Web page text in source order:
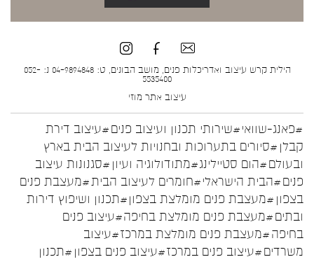
הילית קרש עיצוב ואדריכלות פנים, מושב הבונים, ט: 04-9894848 נ: 052-
5535400
עיצוב אתר מוזי
#פאנג-שוואי#שירותי תכנון ועיצוב פנים#עיצוב דירת
קבלן #סיורים בתערוכות ובחנויות לעיצוב הבית בארץ
ובעולם#הום סטיילינג#מתודולוגיה ועיון #סגנונות עיצוב
פנים#הבית הישראלי#חומרים לעיצוב הבית#מעצבת פנים
בצפון #מעצבת פנים מומלצת בצפון#תכנון ושיפוץ דירות
ובתים#מעצבת פנים מומלצת בחיפה#עיצוב פנים
בחיפה#מעצבת פנים מומלצת במרכז#עיצוב
משרדים#עיצוב פנים במרכז#עיצוב פנים בצפון #תכנון